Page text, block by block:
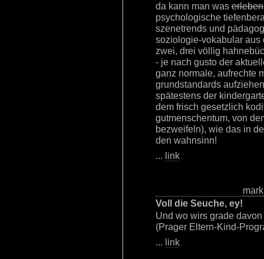
da kann man was erleben
psychologische
szenetrends und
soziologie-vokabular aus
zwei, drei völlig
- je nach gusto der
ganz normale, aufrechte
grundstandards
spätestens der
dem frisch gesetzlich
gutmenschentum, von
bezweifeln), wie das in
den wahnsinn!
... link
Voll die Seuche, ey!
Und wo wirs grade
(Prager Eltern-Kind-
... link